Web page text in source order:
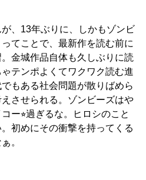
、13年ぶりに、しかもゾンビ
てことで、最新作を読む前に
金城作品自体も久しぶりに読
テンポよくてワクワク読む進
もある社会問題が散りばめら
させられる。ゾンビーズはや
ー⭐︎過ぎるな。ヒロシのこと
初めにその衝撃を持ってくる
。